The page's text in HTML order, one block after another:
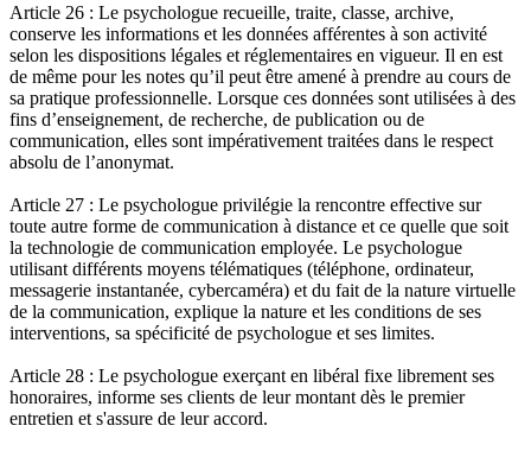
Article 26 : Le psychologue recueille, traite, classe, archive,
conserve les informations et les données afférentes à son activité
selon les dispositions légales et réglementaires en vigueur. Il en est
de même pour les notes qu’il peut être amené à prendre au cours de
sa pratique professionnelle. Lorsque ces données sont utilisées à des
fins d’enseignement, de recherche, de publication ou de
communication, elles sont impérativement traitées dans le respect
absolu de l’anonymat.
Article 27 : Le psychologue privilégie la rencontre effective sur
toute autre forme de communication à distance et ce quelle que soit
la technologie de communication employée. Le psychologue
utilisant différents moyens télématiques (téléphone, ordinateur,
messagerie instantanée, cybercaméra) et du fait de la nature virtuelle
de la communication, explique la nature et les conditions de ses
interventions, sa spécificité de psychologue et ses limites.
Article 28 : Le psychologue exerçant en libéral fixe librement ses
honoraires, informe ses clients de leur montant dès le premier
entretien et s'assure de leur accord.